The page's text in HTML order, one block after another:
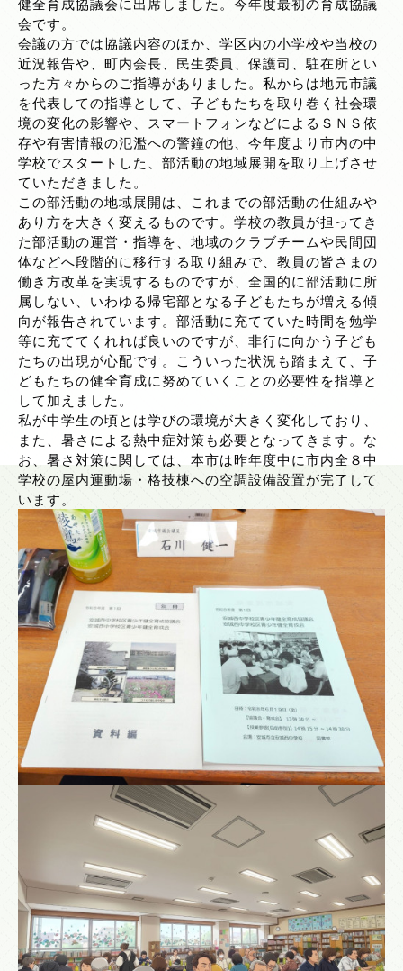
健全育成協議会に出席しました。今年度最初の育成協議
会です。
会議の方では協議内容のほか、学区内の小学校や当校の
近況報告や、町内会長、民生委員、保護司、駐在所とい
った方々からのご指導がありました。私からは地元市議
を代表しての指導として、子どもたちを取り巻く社会環
境の変化の影響や、スマートフォンなどによるＳＮＳ依
存や有害情報の氾濫への警鐘の他、今年度より市内の中
学校でスタートした、部活動の地域展開を取り上げさせ
ていただきました。
この部活動の地域展開は、これまでの部活動の仕組みや
あり方を大きく変えるものです。学校の教員が担ってき
た部活動の運営・指導を、地域のクラブチームや民間団
体などへ段階的に移行する取り組みで、教員の皆さまの
働き方改革を実現するものですが、全国的に部活動に所
属しない、いわゆる帰宅部となる子どもたちが増える傾
向が報告されています。部活動に充てていた時間を勉学
等に充ててくれれば良いのですが、非行に向かう子ども
たちの出現が心配です。こういった状況も踏まえて、子
どもたちの健全育成に努めていくことの必要性を指導と
して加えました。
私が中学生の頃とは学びの環境が大きく変化しており、
また、暑さによる熱中症対策も必要となってきます。な
お、暑さ対策に関しては、本市は昨年度中に市内全８中
学校の屋内運動場・格技棟への空調設備設置が完了して
います。